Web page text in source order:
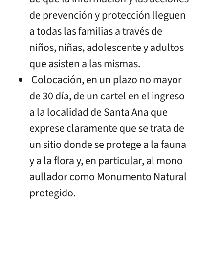
de prevención y protección lleguen
a todas las familias a través de
niños, niñas, adolescente y adultos
que asisten a las mismas.
Colocación, en un plazo no mayor
de 30 día, de un cartel en el ingreso
a la localidad de Santa Ana que
exprese claramente que se trata de
un sitio donde se protege a la fauna
y a la flora y, en particular, al mono
aullador como Monumento Natural
protegido.